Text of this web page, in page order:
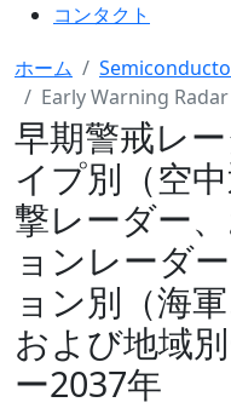
コンタクト
ホーム
Early Warning
早期警戒レ
イプ別（空
撃レーダー
ョンレーダ
ョン別（海
および地域
ー2037年